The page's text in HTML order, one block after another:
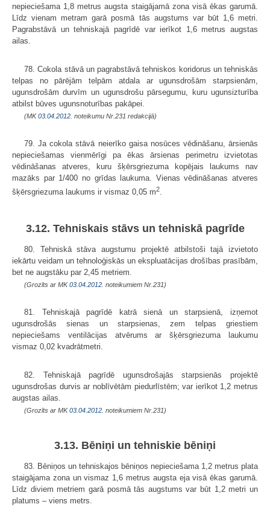
nepieciešama 1,8 metrus augsta staigājamā zona visā ēkas garumā.
Līdz vienam metram garā posmā tās augstums var būt 1,6 metri.
Pagrabstāvā un tehniskajā pagrīdē var ierīkot 1,6 metrus augstas
ailas.
78. Cokola stāvā un pagrabstāvā tehniskos koridorus un tehniskās
telpas no pārējām telpām atdala ar ugunsdrošām starpsienām,
ugunsdrošām durvīm un ugunsdrošu pārsegumu, kuru ugunsizturība
atbilst būves ugunsnoturības pakāpei.
(MK03.04.2012. noteikumu Nr.231 redakcijā)
79. Ja cokola stāvā neierīko gaisa nosūces vēdināšanu, ārsienās
nepieciešamas vienmērīgi pa ēkas ārsienas perimetru izvietotas
vēdināšanas atveres, kuru šķērsgriezuma kopējais laukums nav
mazāks par 1/400 no grīdas laukuma. Vienas vēdināšanas atveres
šķērsgriezuma laukums ir vismaz 0,05 m2.
3.12. Tehniskais stāvs un tehniskā pagrīde
80. Tehniskā stāva augstumu projektē atbilstoši tajā izvietoto
iekārtu veidam un tehnoloģiskās un ekspluatācijas drošības prasībām,
bet ne augstāku par 2,45 metriem.
(Grozīts ar MK03.04.2012. noteikumiem Nr.231)
81. Tehniskajā pagrīdē katrā sienā un starpsienā, izņemot
ugunsdrošās sienas un starpsienas, zem telpas griestiem
nepieciešams ventilācijas atvērums ar šķērsgriezuma laukumu
vismaz 0,02 kvadrātmetri.
82. Tehniskajā pagrīdē ugunsdrošajās starpsienās projektē
ugunsdrošas durvis ar noblīvētām piedurlīstēm; var ierīkot 1,2 metrus
augstas ailas.
(Grozīts ar MK03.04.2012. noteikumiem Nr.231)
3.13. Bēniņi un tehniskie bēniņi
83. Bēniņos un tehniskajos bēniņos nepieciešama 1,2 metrus plata
staigājama zona un vismaz 1,6 metrus augsta eja visā ēkas garumā.
Līdz diviem metriem garā posmā tās augstums var būt 1,2 metri un
platums – viens metrs.